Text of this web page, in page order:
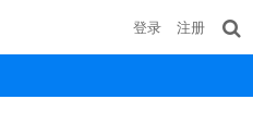
登录 注册